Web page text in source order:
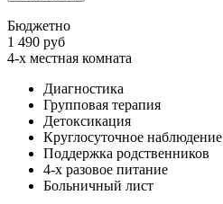
Бюджетно
1 490 руб
4-х местная комната
Диагностика
Групповая терапия
Детоксикация
Круглосуточное наблюдение
Поддержка родственников
4-х разовое питание
Больничный лист